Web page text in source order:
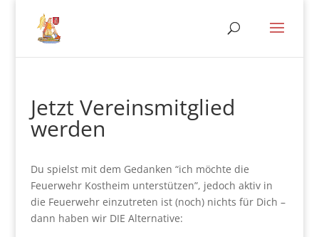
Jetzt Vereinsmitglied
werden
Du spielst mit dem Gedanken “ich möchte die
Feuerwehr Kostheim unterstützen”, jedoch aktiv in
die Feuerwehr einzutreten ist (noch) nichts für Dich –
dann haben wir DIE Alternative: